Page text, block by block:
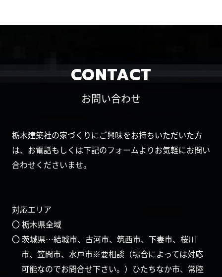
CONTACT
お問い合わせ
栃木建築社の家づくりにご興味をお持ちいただいた方
は、お電話もしくは下記のフォームよりお気軽にお問い
合わせくださいませ。
対応エリア
〇 栃木県全域
〇 茨城県…結城市、古河市、筑西市、下妻市、桜川
市、笠間市、水戸市※要相談（場合によっては対応
可能なのでお問合せ下さい。）ひたちなか市、常陸